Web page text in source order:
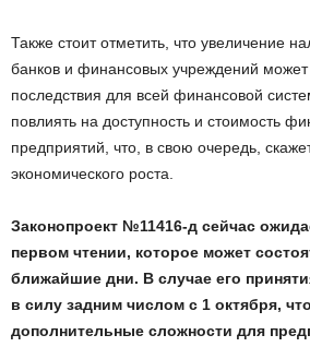
Также стоит отметить, что увеличение
банков и финансовых учреждений может
последствия для всей финансовой
повлиять на доступность и стоимость
предприятий, что, в свою очередь,
экономического роста.
Законопроект №11416-д сейчас
первом чтении, которое может
ближайшие дни. В случае его
в силу задним числом с 1 октября,
дополнительные сложности для